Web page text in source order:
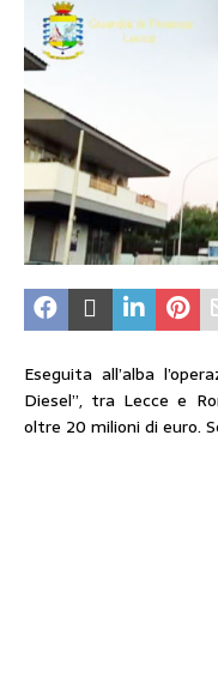
Eseguita all’alba
Diesel”, tra Lecce e
oltre 20 milioni di euro.